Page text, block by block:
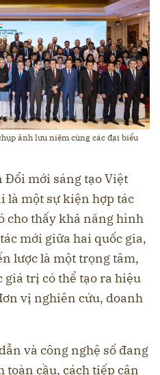
ảnh lưu niệm cùng các đại biểu
Đổi mới sáng tạo Việt
là một sự kiện hợp tác
cho thấy khả năng hình
mới giữa hai quốc gia,
lược là một trọng tâm,
trị có thể tạo ra hiệu
vị nghiên cứu, doanh
và công nghệ số đang
cầu, cách tiếp cận